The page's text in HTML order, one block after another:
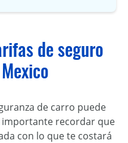
de seguro
de carro puede
recordar que
con lo que te costará